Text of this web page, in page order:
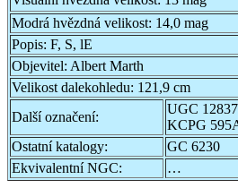
Modrá hvězdná velikost: 14,0 mag
Popis: F, S, lE
Objevitel: Albert Marth
Velikost dalekohledu: 121,9 cm
Další označení:
UGC
KCPG
Ostatní katalogy:
GC 6230
Ekvivalentní NGC:
…